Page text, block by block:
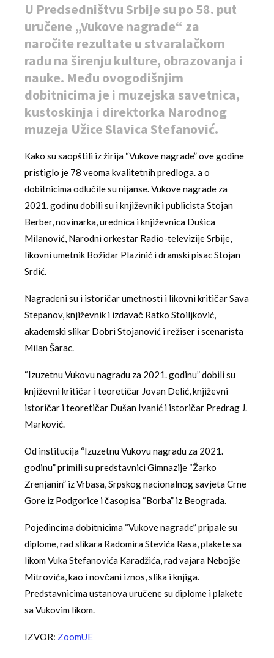
U Predsedništvu Srbije su po 58. put
uručene „Vukove nagrade“ za
naročite rezultate u stvaralačkom
radu na širenju kulture, obrazovanja i
nauke. Među ovogodišnjim
dobitnicima je i muzejska savetnica,
kustoskinja i direktorka Narodnog
muzeja Užice Slavica Stefanović.
Kako su saopštili iz žirija “Vukove nagrade” ove godine
pristiglo je 78 veoma kvalitetnih predloga. a o
dobitnicima odlučile su nijanse. Vukove nagrade za
2021. godinu dobili su i književnik i publicista Stojan
Berber, novinarka, urednica i književnica Dušica
Milanović, Narodni orkestar Radio-televizije Srbije,
likovni umetnik Božidar Plazinić i dramski pisac Stojan
Srdić.
Nagrađeni su i istoričar umetnosti i likovni kritičar Sava
Stepanov, književnik i izdavač Ratko Stoiljković,
akademski slikar Dobri Stojanović i režiser i scenarista
Milan Šarac.
“Izuzetnu Vukovu nagradu za 2021. godinu” dobili su
književni kritičar i teoretičar Jovan Delić, književni
istoričar i teoretičar Dušan Ivanić i istoričar Predrag J.
Marković.
Od institucija “Izuzetnu Vukovu nagradu za 2021.
godinu” primili su predstavnici Gimnazije “Žarko
Zrenjanin” iz Vrbasa, Srpskog nacionalnog savjeta Crne
Gore iz Podgorice i časopisa “Borba” iz Beograda.
Pojedincima dobitnicima “Vukove nagrade” pripale su
diplome, rad slikara Radomira Stevića Rasa, plakete sa
likom Vuka Stefanovića Karadžića, rad vajara Nebojše
Mitrovića, kao i novčani iznos, slika i knjiga.
Predstavnicima ustanova uručene su diplome i plakete
sa Vukovim likom.
IZVOR: ZoomUE